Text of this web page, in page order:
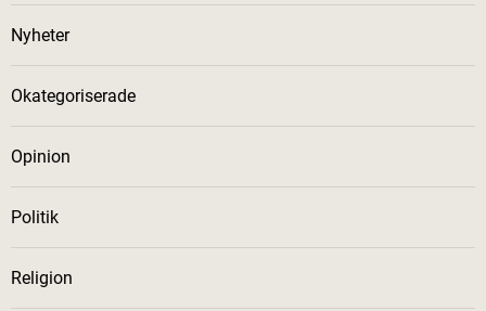
Nyheter
Okategoriserade
Opinion
Politik
Religion